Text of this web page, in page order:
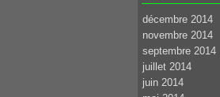
décembre 2014
novembre 2014
septembre 2014
juillet 2014
juin 2014